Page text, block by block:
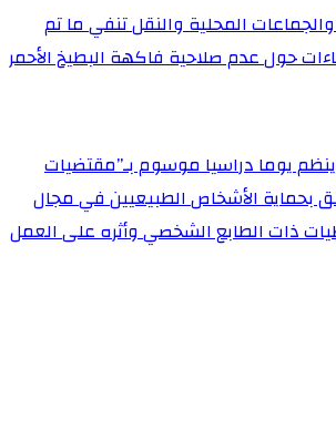
والجماعات المحلية والنقل تنفي ما تم
حول عدم صلاحية فاكهة البطيخ الأحمر
يوما دراسيا موسوم بـ”مقتضيات
بحماية الأشخاص الطبيعيين في مجال
ذات الطابع الشخصي وأثره على العمل